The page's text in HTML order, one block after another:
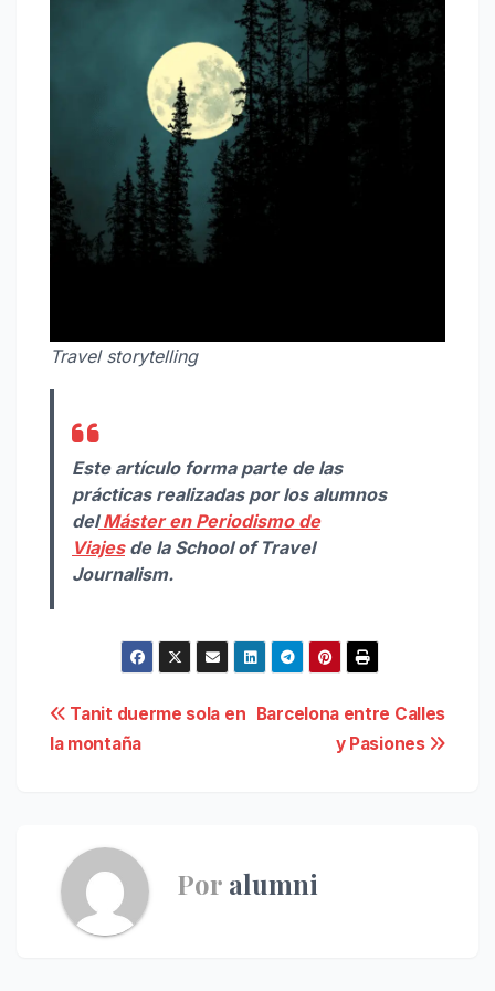
Travel storytelling
Este artículo forma parte de las
prácticas realizadas por los alumnos
delMáster en Periodismo de
Viajesde la School of Travel
Journalism.
Navegación
de
Barcelona entre Calles
y Pasiones
Tanit duerme sola en
la montaña
Por alumni